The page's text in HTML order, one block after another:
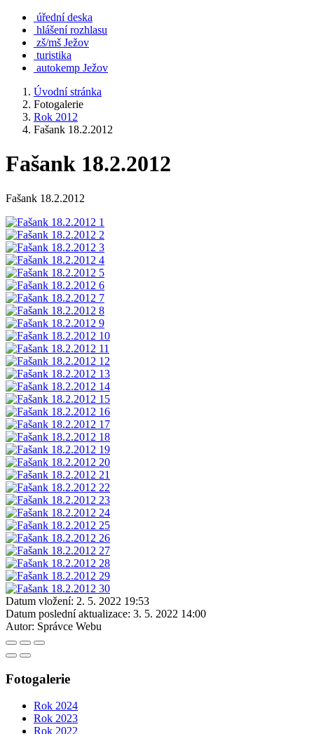
úřední deska
hlášení rozhlasu
zš/mš Ježov
turistika
autokemp Ježov
Úvodní stránka
Fotogalerie
Rok 2012
Fašank 18.2.2012
Fašank 18.2.2012
Fašank 18.2.2012
Datum vložení: 2. 5. 2022 19:53
Datum poslední aktualizace: 3. 5. 2022 14:00
Autor: Správce Webu
Fotogalerie
Rok 2024
Rok 2023
Rok 2022